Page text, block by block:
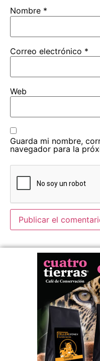
Nombre *
Correo electrónico *
Web
Guarda mi nombre,
navegador para la